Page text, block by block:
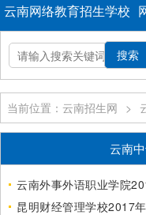
云南网络教育招生学校
当前位置：云南招生网 >
云南
云南外事外语职业学院
昆明财经管理学校2017